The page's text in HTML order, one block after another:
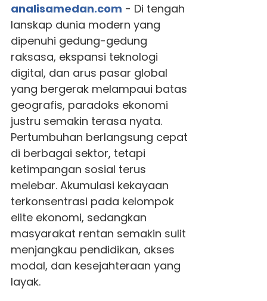
analisamedan.com - Di tengah
lanskap dunia modern yang
dipenuhi gedung-gedung
raksasa, ekspansi teknologi
digital, dan arus pasar global
yang bergerak melampaui batas
geografis, paradoks ekonomi
justru semakin terasa nyata.
Pertumbuhan berlangsung cepat
di berbagai sektor, tetapi
ketimpangan sosial terus
melebar. Akumulasi kekayaan
terkonsentrasi pada kelompok
elite ekonomi, sedangkan
masyarakat rentan semakin sulit
menjangkau pendidikan, akses
modal, dan kesejahteraan yang
layak.